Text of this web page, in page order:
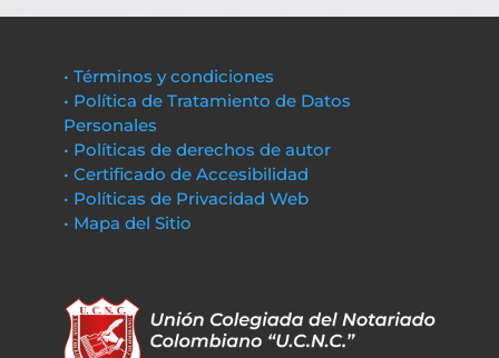
• Términos y condiciones
• Política de Tratamiento de Datos
Personales
• Políticas de derechos de autor
• Certificado de Accesibilidad
• Políticas de Privacidad Web
• Mapa del Sitio